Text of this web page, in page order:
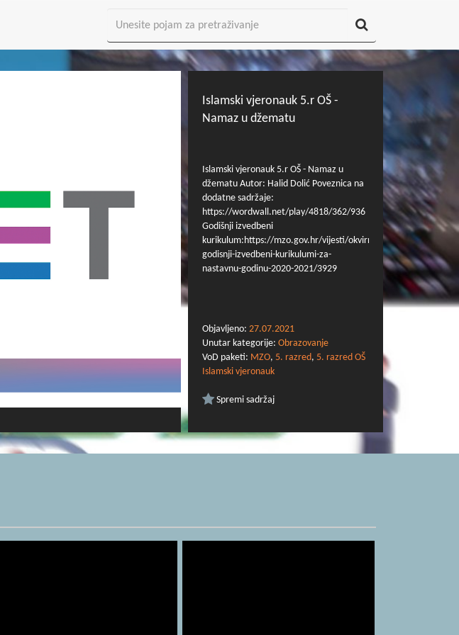
Islamski vjeronauk 5.r OŠ -
Namaz u džematu
Islamski vjeronauk 5.r OŠ - Namaz u
džematu Autor: Halid Dolić Poveznica na
dodatne sadržaje:
https://wordwall.net/play/4818/362/936
Godišnji izvedbeni
kurikulum:https://mzo.gov.hr/vijesti/okvirni-
godisnji-izvedbeni-kurikulumi-za-
nastavnu-godinu-2020-2021/3929
Objavljeno: 27.07.2021
Unutar kategorije: Obrazovanje
VoD paketi: MZO, 5. razred, 5. razred OŠ
Islamski vjeronauk
Spremi sadržaj